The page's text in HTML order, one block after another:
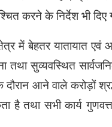
करने के निर्देश भी दिए
में बेहतर यातायात एवं
तथा सुव्यवस्थित
आने वाले करोड़ों
है तथा सभी कार्य